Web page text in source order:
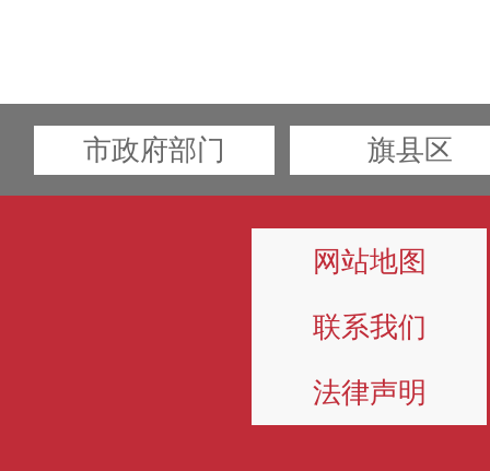
市政府部门 旗县区
网站地图
联系我们
法律声明